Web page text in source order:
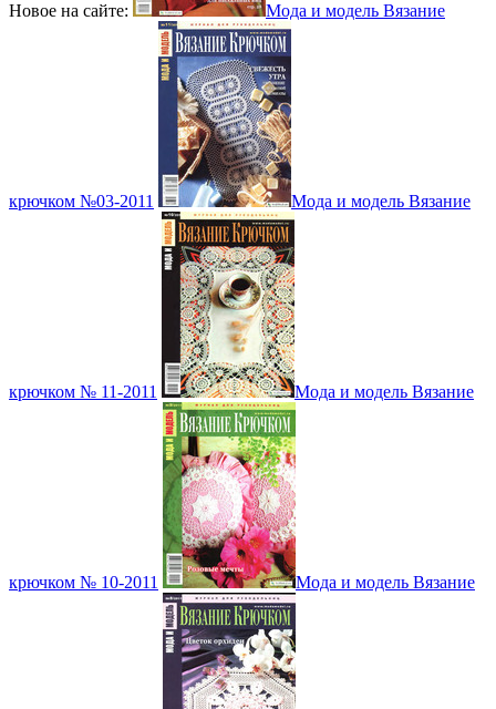
Новое на сайте: Мода и модель Вязание
крючком №03-2011 Мода и модель Вязание
крючком № 11-2011 Мода и модель Вязание
крючком № 10-2011 Мода и модель Вязание